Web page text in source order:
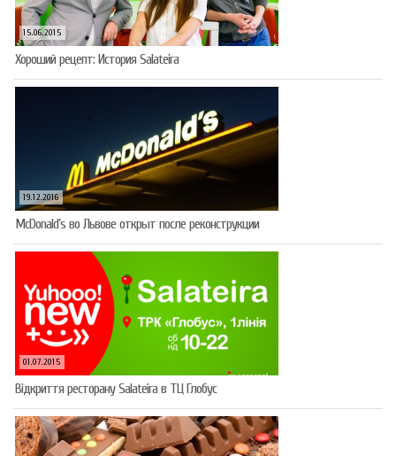
15.06.2015
Хороший рецепт: История Salateira
19.12.2016
McDonald’s во Львове открыт после реконструкции
01.07.2015
Відкриття ресторану Salateirа в ТЦ Глобус